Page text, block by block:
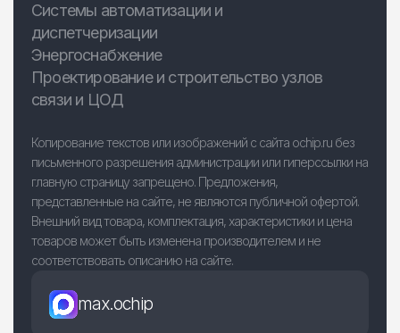
Системы автоматизации и
диспетчеризации
Энергоснабжение
Проектирование и строительство узлов
связи и ЦОД
Копирование текстов или изображений с сайта ochip.ru без
письменного разрешения администрации или гиперссылки на
главную страницу запрещено. Предложения,
представленные на сайте, не являются публичной офертой.
Внешний вид товара, комплектация, характеристики и цена
товаров может быть изменена производителем и не
соответствовать описанию на сайте.
max.ochip